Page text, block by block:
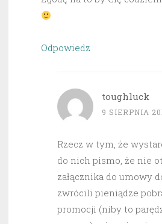
Odpowiedz
toughluck
9 SIERPNIA
Rzecz w tym, że
do nich pismo, że nie
załącznika do umowy
zwrócili pieniądze
promocji (niby to